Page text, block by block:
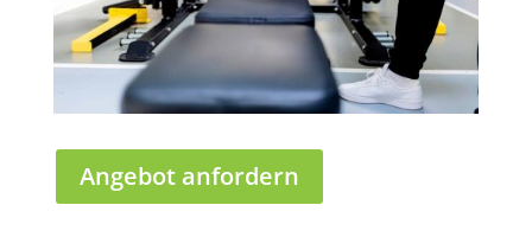
Angebot anfordern